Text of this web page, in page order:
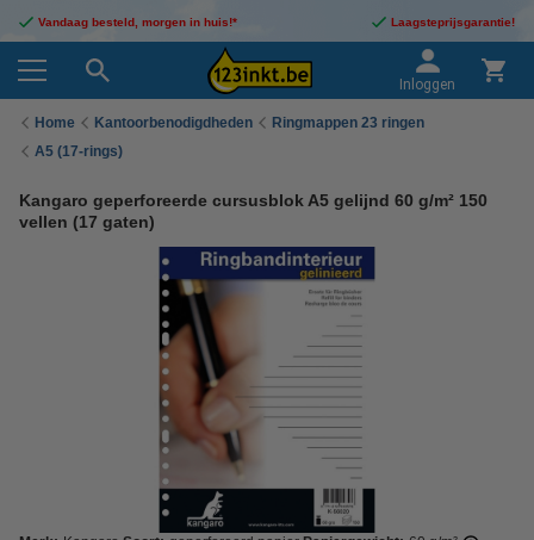
Vandaag besteld, morgen in huis!* Laagsteprijsgarantie!
Inloggen
Home Kantoorbenodigdheden
Ringmappen 23 ringen
A5 (17-rings)
Kangaro geperforeerde cursusblok A5 gelijnd 60 g/m² 150
vellen (17 gaten)